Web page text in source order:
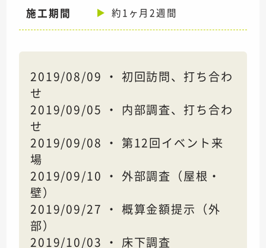
施工期間 約1ヶ月2週間
2019/08/09 ・ 初回訪問、打ち合わ
せ
2019/09/05 ・ 内部調査、打ち合わ
せ
2019/09/08 ・ 第12回イベント来
場
2019/09/10 ・ 外部調査（屋根・
壁）
2019/09/27 ・ 概算金額提示（外
部）
2019/10/03 ・ 床下調査